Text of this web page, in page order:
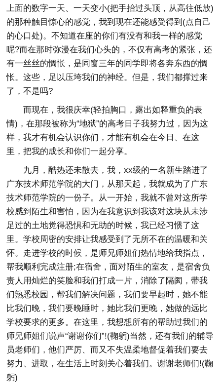
上面的数字一天、一天变小(把手抬过头顶，从高往低放)
的那种触目惊心的感觉，我到现在还能感受得到(点自己
的心口处)。不知道在座的你们有没有和我一样的感觉
呢?而在那时弥漫在我们心头的，不仅有高考的紧张，还
有一丝丝的惆怅，是同窗三年的同学即将各奔东西的惆
怅。这些，足以压垮我们的神经。但是，我们都撑过来
了，不是吗?
而现在，我很庆幸(轻拍胸口，露出如释重负的表
情)，在那段被称为“地狱”的高考日子我努力过，因为这
样，我才有机会认识你们，才能有机会在今日、在这
里，把我的成长和你们一起分享。
九月，酷热还未散去，我，xx级的一名新生踏进了
广东技术师范学院的大门，从那天起，我就成为了广东
技术师范学院的一份子。从一开始，我就不曾对这所学
校感到陌生和害怕，因为在我意识到我该对这块从未涉
足过的土地觉得恐惧和无助的时候，我已经习惯了这
里。学校周密的安排让我感受到了无所不在的温暖和关
怀。走进学校的时候，是师兄师姐们热情地给我指点，
帮我顺利完成注册;在宿舍，面对陌生的室友，是宿舍负
责人用灿烂的笑脸和我们打成一片，消除了隔阂，带我
们熟悉校园，帮我们解决问题，我们要早起时，她不能
比我们晚，我们要晚睡时，她比我们更晚，她做的远比
学校要求的更多。在这里，我想想所有的帮助过我们的
师兄师姐们说声“谢谢你们”!(鞠躬)当然，还有我们的辅导
员老师们，他们严厉、而又不失温柔地督促着我们要去
努力、进取，在生活上时刻关心着我们。谢谢老师们!(鞠
躬)